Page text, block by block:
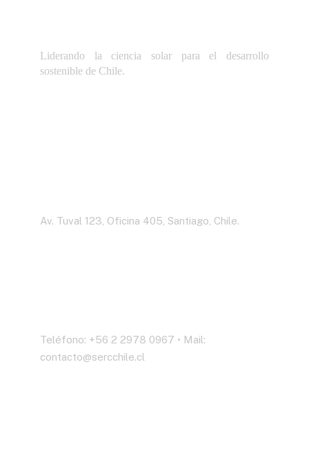
Liderando la ciencia solar para el desarrollo
sostenible de Chile.
Av. Tuval 123, Oficina 405, Santiago, Chile.
Teléfono: +56 2 2978 0967 • Mail:
contacto@sercchile.cl